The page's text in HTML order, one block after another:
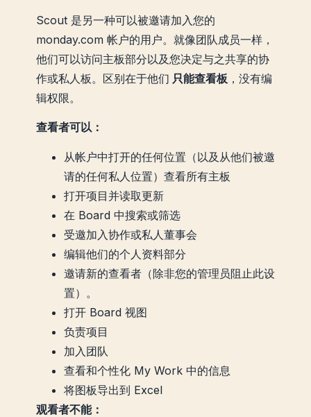
Scout 是另一种可以被邀请加入您的
monday.com 帐户的用户。就像团队成员一样，
他们可以访问主板部分以及您决定与之共享的协
作或私人板。区别在于他们 只能查看板 ，没有编
辑权限。
查看者可以：
从帐户中打开的任何位置（以及从他们被邀
请的任何私人位置）查看所有主板
打开项目并读取更新
在 Board 中搜索或筛选
受邀加入协作或私人董事会
编辑他们的个人资料部分
邀请新的查看者（除非您的管理员阻止此设
置）。
打开 Board 视图
负责项目
加入团队
查看和个性化 My Work 中的信息
将图板导出到 Excel
观看者不能：